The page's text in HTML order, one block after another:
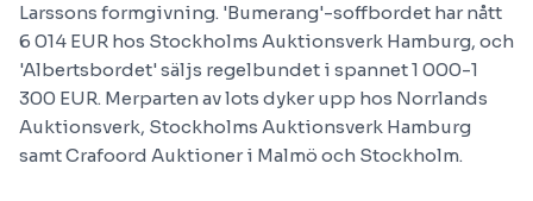
Larssons formgivning. 'Bumerang'-soffbordet har nått
6 014 EUR hos Stockholms Auktionsverk Hamburg, och
'Albertsbordet' säljs regelbundet i spannet 1 000-1
300 EUR. Merparten av lots dyker upp hos Norrlands
Auktionsverk, Stockholms Auktionsverk Hamburg
samt Crafoord Auktioner i Malmö och Stockholm.